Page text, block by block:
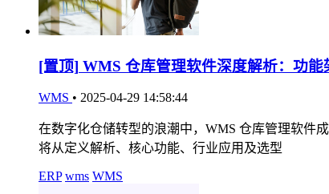
[置顶] WMS 仓库管理软件深度解析：功
WMS • 2025-04-29 14:58:44
在数字化仓储转型的浪潮中，WMS 仓库管理软件
将从定义解析、核心功能、行业应用及选型
ERP wms WMS